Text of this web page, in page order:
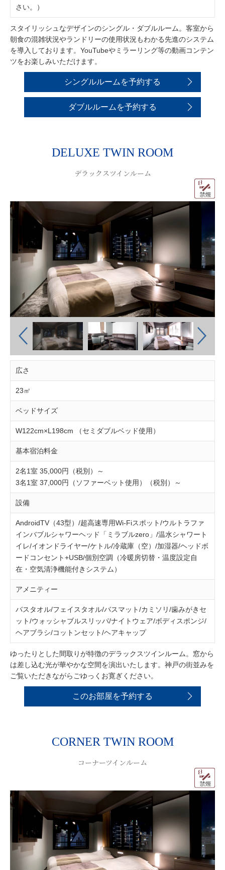
さい。）
スタイリッシュなデザインのシングル・ダブルルーム。客室から
朝食の混雑状況やランドリーの使用状況もわかる先進のシステム
を導入しております。YouTubeやミラーリング等の動画コンテン
ツをお楽しみいただけます。
シングルルームを予約する
ダブルルームを予約する
DELUXE TWIN ROOM
デラックスツインルーム
広さ
23㎡
ベッドサイズ
W122cm×L198cm （セミダブルベッド使用）
基本宿泊料金
2名1室 35,000円（税別）～
3名1室 37,000円（ソファーベット使用）（税別）～
設備
AndroidTV（43型）/超高速専用Wi-Fiスポット/ウルトラファ
インバブルシャワーヘッド「ミラブルzero」/温水シャワート
イレ/イオンドライヤー/ケトル/冷蔵庫（空）/加湿器/ヘッドボ
ードコンセント+USB/個別空調（冷暖房切替・温度設定自
在・空気清浄機能付きシステム）
アメニティー
バスタオル/フェイスタオル/バスマット/カミソリ/歯みがきセ
ット/ウォッシャブルスリッパ/ナイトウェア/ボディスポンジ/
ヘアブラシ/コットンセット/ヘアキャップ
ゆったりとした間取りが特徴のデラックスツインルーム。窓から
は差し込む光が華やかな空間を演出いたします。神戸の街並みを
ご覧いただきながらごゆっくお寛ぎください。
このお部屋を予約する
CORNER TWIN ROOM
コーナーツインルーム